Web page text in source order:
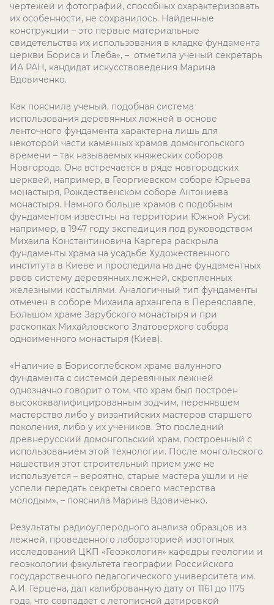
чертежей и фотографий, способных охарактеризовать
их особенности, не сохранилось. Найденные
конструкции – это первые материальные
свидетельства их использования в кладке фундамента
церкви Бориса и Глеба», – отметила ученый секретарь
ИА РАН, кандидат искусствоведения Марина
Вдовиченко.
Как пояснила ученый, подобная система
использования деревянных лежней в основе
ленточного фундамента характерна лишь для
некоторой части каменных храмов домонгольского
времени – так называемых княжеских соборов
Новгорода. Она встречается в ряде новгородских
церквей, например, в Георгиевском соборе Юрьева
монастыря, Рождественском соборе Антониева
монастыря. Намного больше храмов с подобным
фундаментом известны на территории Южной Руси:
например, в 1947 году экспедиция под руководством
Михаила Константиновича Каргера раскрыла
фундаменты храма на усадьбе Художественного
института в Киеве и проследила на дне фундаментных
рвов систему деревянных лежней, скрепленных
железными костылями. Аналогичный тип фундаменты
отмечен в соборе Михаила архангела в Переяславле,
Большом храме Зарубского монастыря и при
раскопках Михайловского Златоверхого собора
одноименного монастыря (Киев).
«Наличие в Борисоглебском храме валунного
фундамента с системой деревянных лежней
однозначно говорит о том, что храм был построен
высококвалифицированным зодчим, перенявшем
мастерство либо у византийских мастеров старшего
поколения, либо у их учеников. Это последний
древнерусский домонгольский храм, построенный с
использованием этой технологии. После монгольского
нашествия этот строительный прием уже не
используется – вероятно, старые мастера ушли и не
успели передать секреты своего мастерства
молодым», – пояснила Марина Вдовиченко.
Результаты радиоуглеродного анализа образцов из
лежней, проведенного лабораторией изотопных
исследований ЦКП «Геоэкология» кафедры геологии и
геоэкологии факультета географии Российского
государственного педагогического университета им.
А.И. Герцена, дал калиброванную дату от 1161 до 1175
года, что совпадает с летописной датировкой